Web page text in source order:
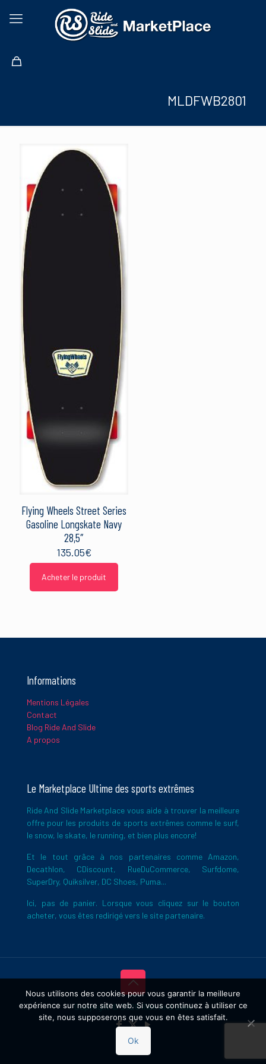
MLDFWB2801
Flying Wheels Street Series
Gasoline Longskate Navy
28,5″
135.05€
Acheter le produit
Informations
Mentions Légales
Contact
Blog Ride And Slide
A propos
Le Marketplace Ultime des sports extrêmes
Ride And Slide Marketplace vous aide à trouver la meilleure
offre pour les produits de sports extrêmes comme le surf,
le snow, le skate, le running, et bien plus encore!
Et le tout grâce à nos partenaires comme Amazon,
Decathlon, CDiscount, RueDuCommerce, Surfdome,
SuperDry, Quiksilver, DC Shoes, Puma...
Ici, pas de panier. Lorsque vous cliquez sur le bouton
acheter, vous êtes redirigé vers le site partenaire.
Copyright © 2026 Ride And Slide
Nous utilisons des cookies pour vous garantir la meilleure
expérience sur notre site web. Si vous continuez à utiliser ce
site, nous supposerons que vous en êtes satisfait.
Ok